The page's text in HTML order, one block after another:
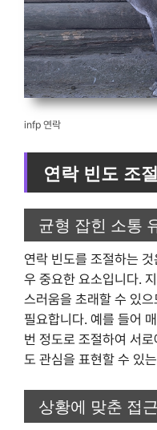
infp 연락
연락 빈도 조
균형 잡힌 소통
연락 빈도를 조절하는
우 중요한 요소입니다.
스러움을 초래할 수 있
필요합니다. 예를 들어
번 정도로 조절하여 서
도 관심을 표현할 수 있
상황에 맞춘 접